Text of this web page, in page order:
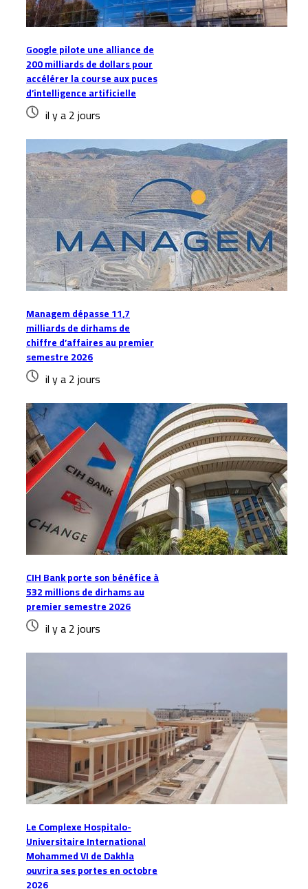
Google pilote une alliance de
200 milliards de dollars pour
accélérer la course aux puces
d’intelligence artificielle
il y a 2 jours
Managem dépasse 11,7
milliards de dirhams de
chiffre d’affaires au premier
semestre 2026
il y a 2 jours
CIH Bank porte son bénéfice à
532 millions de dirhams au
premier semestre 2026
il y a 2 jours
Le Complexe Hospitalo-
Universitaire International
Mohammed VI de Dakhla
ouvrira ses portes en octobre
2026